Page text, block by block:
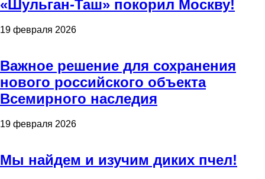
«Шульган-Таш» покорил Москву!
19 февраля 2026
Важное решение для сохранения
нового российского объекта
Всемирного наследия
19 февраля 2026
Мы найдем и изучим диких пчел!